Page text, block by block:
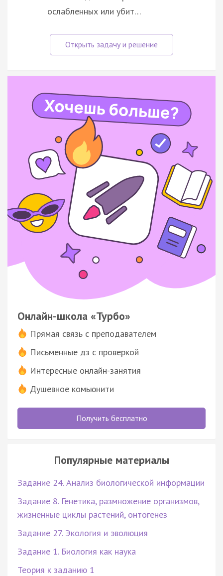
ослабленных или убит…
Онлайн-школа «Турбо»
Прямая связь с преподавателем
Письменные дз с проверкой
Интересные онлайн-занятия
Душевное комьюнити
Получить бесплатно
Популярные материалы
Задание 24. Анализ биологической информации
Задание 8. Генетика, размножение организмов,
жизненные циклы растений, онтогенез
Задание 27. Экология и эволюция
Задание 1. Биология как наука
Теория к заданию 1